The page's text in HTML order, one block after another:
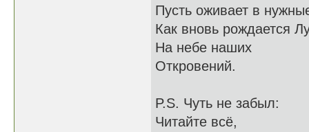
Пусть оживает в
Как вновь рождается
На небе наших
Откровений.
P.S. Чуть не забыл:
Читайте всё,